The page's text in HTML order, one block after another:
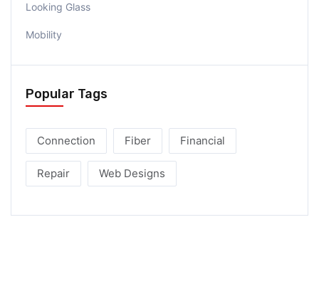
Looking Glass
Mobility
Popular Tags
Connection Fiber Financial
Repair Web Designs